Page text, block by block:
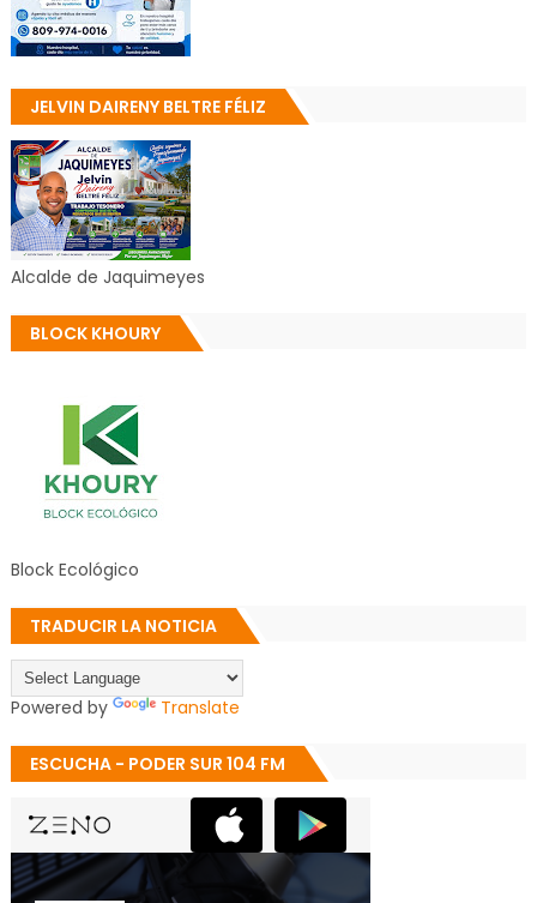
JELVIN DAIRENY BELTRE FÉLIZ
Alcalde de Jaquimeyes
BLOCK KHOURY
Block Ecológico
TRADUCIR LA NOTICIA
Powered by Translate
ESCUCHA - PODER SUR 104 FM